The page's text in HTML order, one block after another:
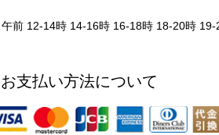
午前 12-14時 14-16時 16-18時 18-20時 19-
お支払い方法について